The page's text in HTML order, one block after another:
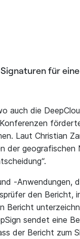
für
auch die
Laut Christian
der geografischen
-Anwendungen,
den Bericht,
Bericht
sendet eine
der Bericht zum